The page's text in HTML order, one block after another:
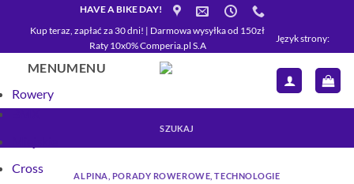
HAVE A BIKE DAY!
Kup teraz, zapłać za 30 dni! | Darmowa wysyłka od 150zł
Raty 10x0% Comperia.pl S.A
Język strony:
MENUMENU
Rowery
BMX
Cross
SZUKAJ
ALPINA PORADY ROWEROWE ,TECHNOLOGIE